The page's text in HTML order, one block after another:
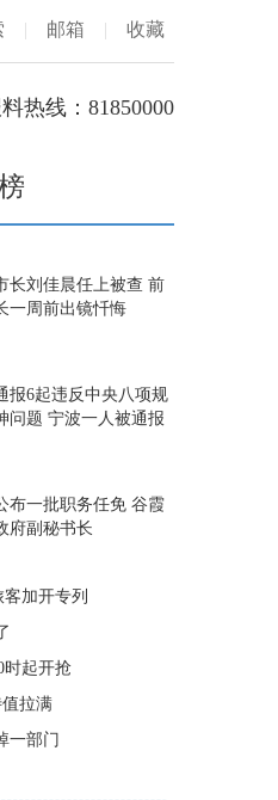
| 邮箱 | 收藏
热线：81850000
长刘佳晨任上被查 前
一周前出镜忏悔
报6起违反中央八项规
问题 宁波一人被通报
布一批职务任免 谷霞
府副秘书长
加开专列
时起开抢
拉满
一部门